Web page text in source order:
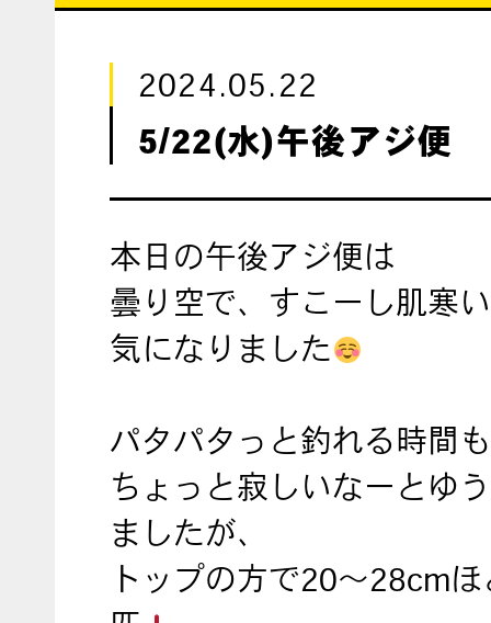
2024.05.22
5/22(水)午後アジ便
本日の午後アジ便は
曇り空で、すこーし肌寒
気になりました
パタパタっと釣れる時間
ちょっと寂しいなーとゆ
ましたが、
トップの方で20〜28cm